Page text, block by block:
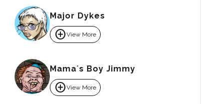
Major Dykes
add_circleView More
Mama´s Boy Jimmy
add_circleView More